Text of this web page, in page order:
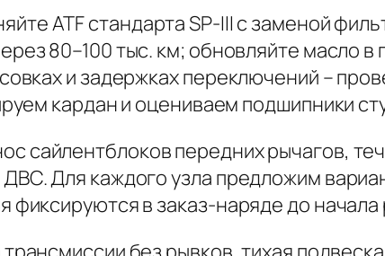
ATF стандарта SP-III с заменой
80–100 тыс. км; обновляйте масло
и задержках переключений –
кардан и оцениваем подшипники
сайлентблоков передних рычагов,
Для каждого узла предложим
фиксируются в заказ-наряде до начала